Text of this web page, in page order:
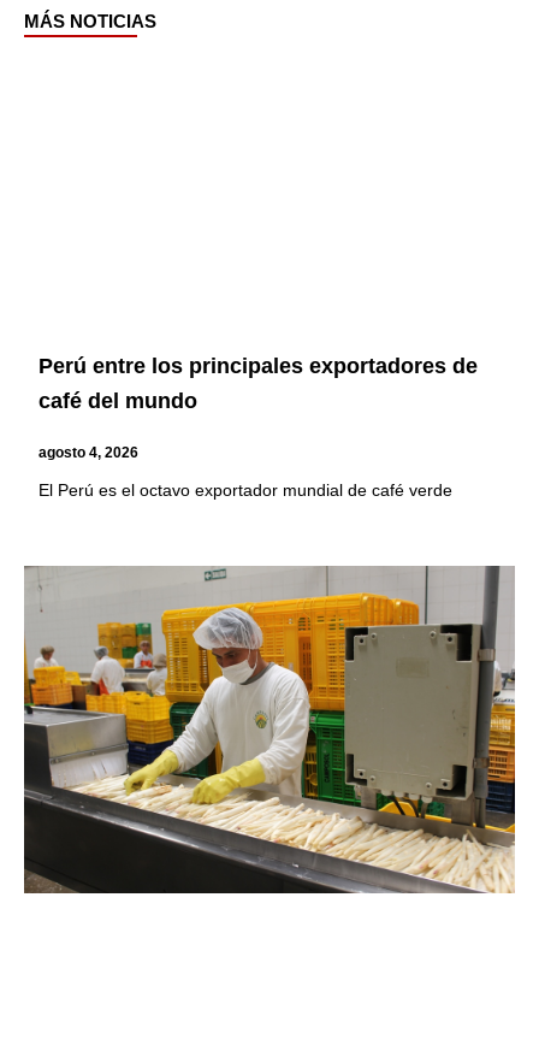
MÁS NOTICIAS
Perú entre los principales exportadores de
café del mundo
agosto 4, 2026
El Perú es el octavo exportador mundial de café verde